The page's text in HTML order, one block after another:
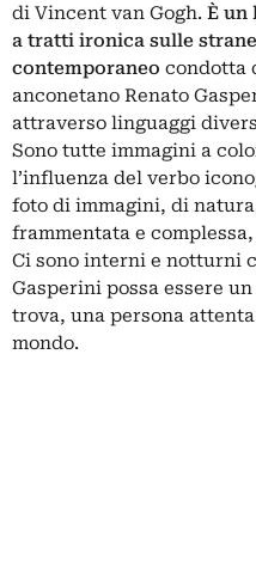
di Vincent van Gogh. È un
a tratti ironica sulle
contemporaneo condotta
anconetano Renato
attraverso linguaggi
Sono tutte immagini a
l’influenza del verbo
foto di immagini, di
frammentata e
Ci sono interni e notturni
Gasperini possa essere
trova, una persona
mondo.